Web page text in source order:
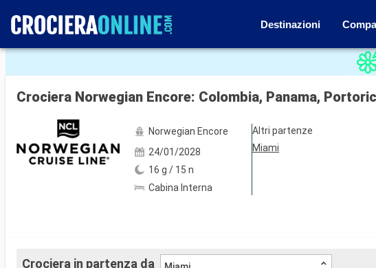
Destinazioni
Mostra le altre 146 foto
Crociera Norwegian Encore: Colombia, Panama,
Norwegian Encore
24/01/2028
16 g / 15 n
Cabina Interna
Altri partenze
Miami
Crociera in partenza da